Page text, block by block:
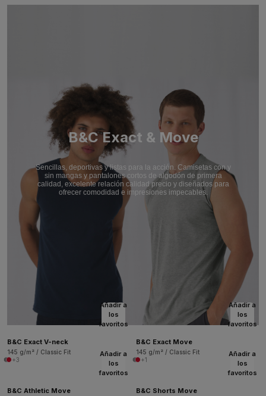
B&C Exact & Move
Sencillas, deportivas y listas para la acción. Camisetas con y
sin mangas y pantalones cortos de algodón de primera
calidad, excelente relación calidad precio y diseñados para
ofrecer comodidad e impresiones impecables.
Añadir a
los
favoritos
B&C Exact V-neck
145 g/m² / Classic Fit
+3
Añadir a
los
favoritos
B&C Exact Move
145 g/m² / Classic Fit
+1
Añadir a
los
favoritos
B&C Athletic Move
Añadir a
los
favoritos
B&C Shorts Move